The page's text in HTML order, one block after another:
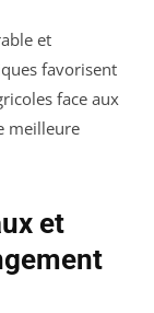
et
favorisent
face aux
meilleure
et